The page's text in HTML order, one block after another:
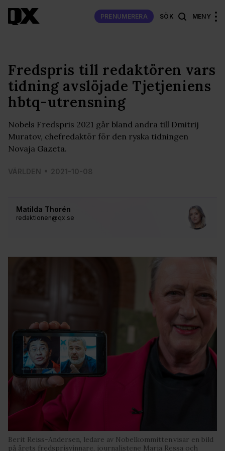
PRENUMERERA SÖK MENY
Matilda Thorén
redaktionen@qx.se
Fredspris till redaktören vars
tidning avslöjade Tjetjeniens
hbtq-utrensning
Nobels Fredspris 2021 går bland andra till Dmitrij
Muratov, chefredaktör för den ryska tidningen
Novaja Gazeta.
VÄRLDEN 2021-10-08
Berit Reiss-Andersen, ledare av Nobelkommitten,visar en bild
på årets fredsprisvinnare, journalistene Maria Ressa och